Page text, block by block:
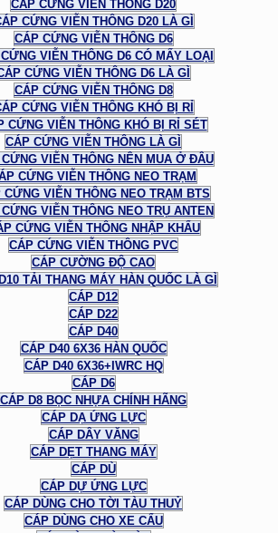
CÁP CỨNG VIỄN THÔNG D20
CỨNG VIỄN THÔNG D20 LÀ GÌ
CÁP CỨNG VIỄN THÔNG D6
VIỄN THÔNG D6 CÓ MẤY LOẠI
CỨNG VIỄN THÔNG D6 LÀ GÌ
CÁP CỨNG VIỄN THÔNG D8
CỨNG VIỄN THÔNG KHÓ BỊ RỈ
CỨNG VIỄN THÔNG KHÓ BỊ RỈ SÉT
CÁP CỨNG VIỄN THÔNG LÀ GÌ
VIỄN THÔNG NÊN MUA Ở ĐÂU
CỨNG VIỄN THÔNG NEO TRẠM
CỨNG VIỄN THÔNG NEO TRẠM BTS
VIỄN THÔNG NEO TRỤ ANTEN
CỨNG VIỄN THÔNG NHẬP KHẨU
CÁP CỨNG VIỄN THÔNG PVC
CÁP CƯỜNG ĐỘ CAO
TẢI THANG MÁY HÀN QUỐC LÀ GÌ
CÁP D12
CÁP D22
CÁP D40
CÁP D40 6X36 HÀN QUỐC
CÁP D40 6X36+IWRC HQ
CÁP D6
CÁP D8 BỌC NHỰA CHÍNH HÃNG
CÁP DẠ ỨNG LỰC
CÁP DÂY VĂNG
CÁP DẸT THANG MÁY
CÁP DÙ
CÁP DỰ ỨNG LỰC
CÁP DÙNG CHO TỜI TÀU THUỶ
CÁP DÙNG CHO XE CẨU